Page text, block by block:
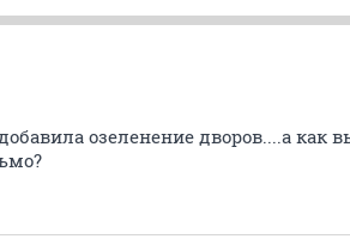
озеленение дворов....а как